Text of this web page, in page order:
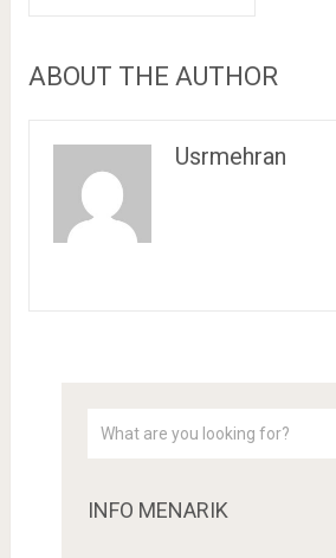
ABOUT THE AUTHOR
Usrmehran
INFO MENARIK